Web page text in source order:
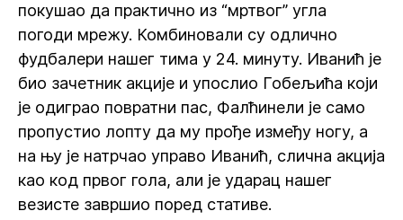
покушао да практично из “мртвог” угла
погоди мрежу. Комбиновали су одлично
фудбалери нашег тима у 24. минуту. Иванић је
био зачетник акције и упослио Гобељића који
је одиграо повратни пас, Фалћинели је само
пропустио лопту да му прође између ногу, а
на њу је натрчао управо Иванић, слична акција
као код првог гола, али је ударац нашег
везисте завршио поред стативе.